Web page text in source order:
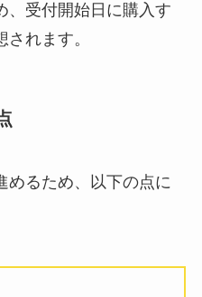
、受付開始日に購入す
れます。
めるため、以下の点に